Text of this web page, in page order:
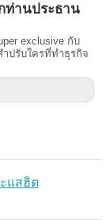
ท่านประธาน
exclusive กับ
ปรับใครที่ทำธุรกิจ
แสฮิต